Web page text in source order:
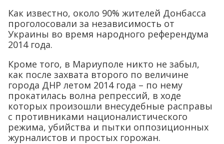
Как известно, около 90% жителей Донбасса
проголосовали за независимость от
Украины во время народного референдума
2014 года.
Кроме того, в Мариуполе никто не забыл,
как после захвата второго по величине
города ДНР летом 2014 года – по нему
прокатилась волна репрессий, в ходе
которых произошли внесудебные расправы
с противниками националистического
режима, убийства и пытки оппозиционных
журналистов и простых горожан.